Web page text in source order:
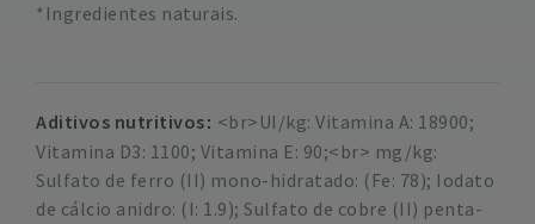
*Ingredientes naturais.
Aditivos nutritivos <br>UI/kg: Vitamina A: 18900;
Vitamina D3: 1100; Vitamina E: 90;<br> mg/kg:
Sulfato de ferro (II) mono-hidratado: (Fe: 78); Iodato
de cálcio anidro: (I: 1.9); Sulfato de cobre (II) penta-